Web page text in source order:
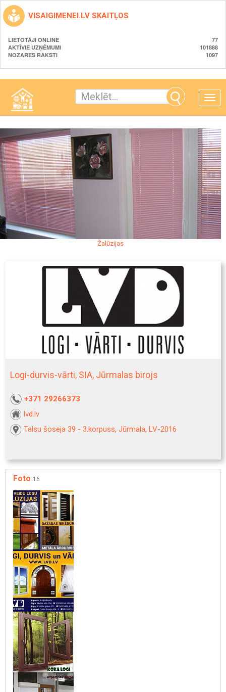
VISAIGIMENEI.LV SKAITĻOS
LIETOTĀJI ONLINE
77
AKTĪVIE UZŅĒMUMI
101888
NOZARES RAKSTI
1097
Toggle
Žalūzijas
Logi-durvis-vārti, SIA, Jūrmalas birojs
+371 29266373
lvd.lv
Talsu šoseja 39 - 3.korpuss, Jūrmala, LV-2016
Foto 16